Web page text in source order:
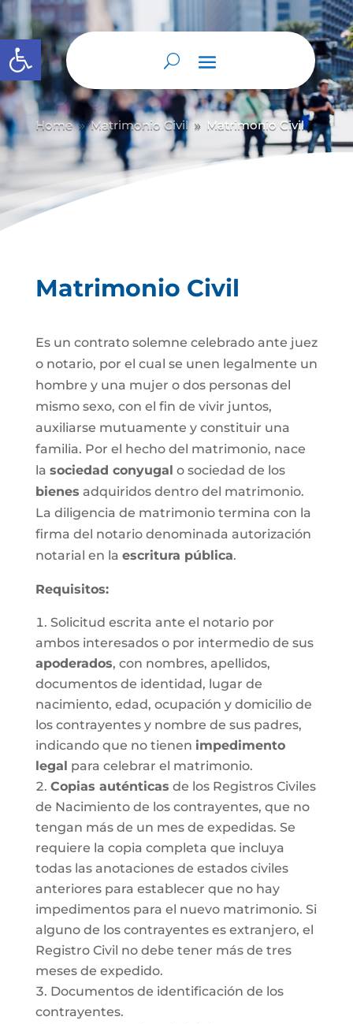
Abrir barra de herramientas
Home 9 Matrimonio Civil 9 Matrimonio Civil
Matrimonio Civil
Es un contrato solemne celebrado ante juez
o notario, por el cual se unen legalmente un
hombre y una mujer o dos personas del
mismo sexo, con el fin de vivir juntos,
auxiliarse mutuamente y constituir una
familia. Por el hecho del matrimonio, nace
la sociedad conyugal o sociedad de los
bienes adquiridos dentro del matrimonio.
La diligencia de matrimonio termina con la
firma del notario denominada autorización
notarial en la escritura pública.
Requisitos:
Solicitud escrita ante el notario por
ambos interesados o por intermedio de sus
apoderados, con nombres, apellidos,
documentos de identidad, lugar de
nacimiento, edad, ocupación y domicilio de
los contrayentes y nombre de sus padres,
indicando que no tienen impedimento
legal para celebrar el matrimonio.
Copias auténticas de los Registros Civiles
de Nacimiento de los contrayentes, que no
tengan más de un mes de expedidas. Se
requiere la copia completa que incluya
todas las anotaciones de estados civiles
anteriores para establecer que no hay
impedimentos para el nuevo matrimonio. Si
alguno de los contrayentes es extranjero, el
Registro Civil no debe tener más de tres
meses de expedido.
Documentos de identificación de los
contrayentes.